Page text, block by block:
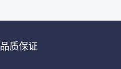
品质保证